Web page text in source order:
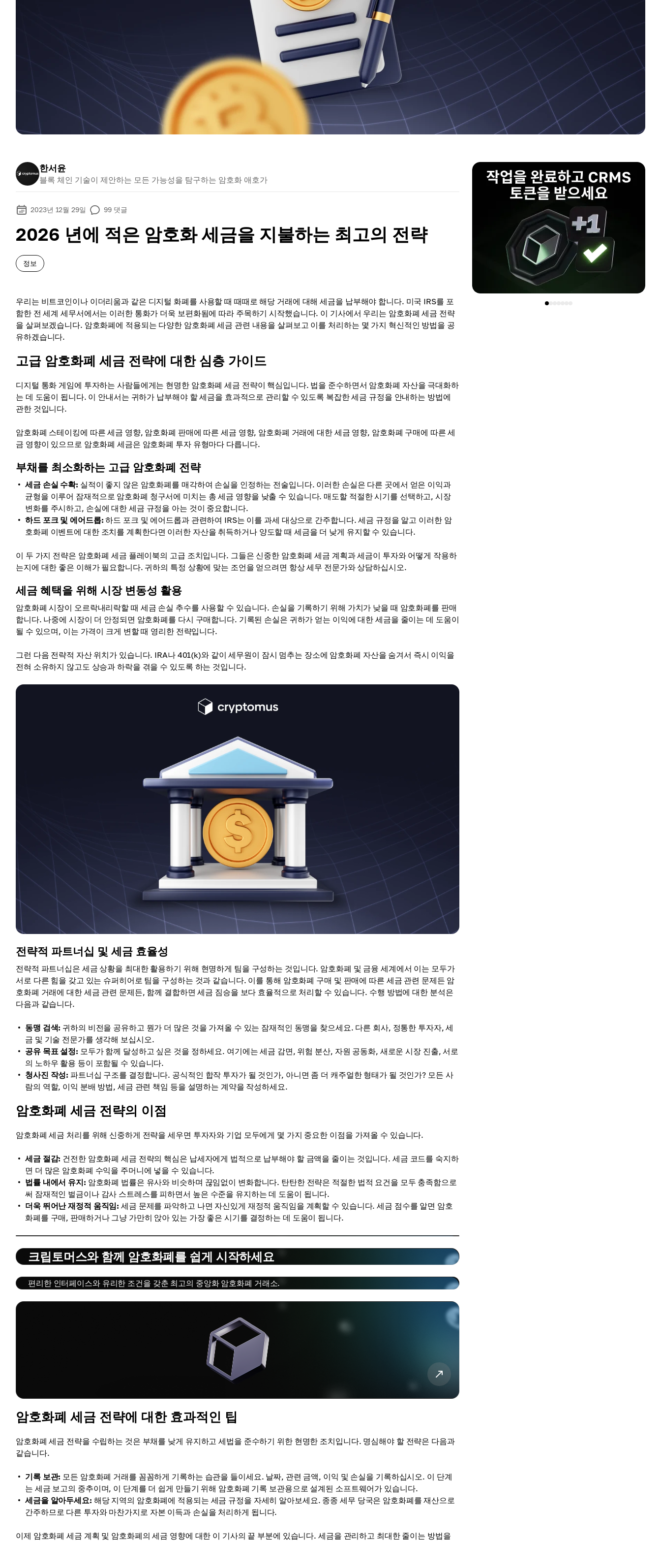
한서윤
블록 체인 기술이 제안하는 모든 가능성을 탐구하는 암호화 애호가
2023년 12월 29일 99 댓글
2026 년에 적은 암호화 세금을 지불하는 최고의 전략
정보
우리는 비트코인이나 이더리움과 같은 디지털 화폐를 사용할 때 때때로 해당 거래에 대해 세금을 납부해야 합니다. 미국 IRS를 포
함한 전 세계 세무서에서는 이러한 통화가 더욱 보편화됨에 따라 주목하기 시작했습니다. 이 기사에서 우리는 암호화폐 세금 전략
을 살펴보겠습니다. 암호화폐에 적용되는 다양한 암호화폐 세금 관련 내용을 살펴보고 이를 처리하는 몇 가지 혁신적인 방법을 공
유하겠습니다.
고급 암호화폐 세금 전략에 대한 심층 가이드
디지털 통화 게임에 투자하는 사람들에게는 현명한 암호화폐 세금 전략이 핵심입니다. 법을 준수하면서 암호화폐 자산을 극대화하
는 데 도움이 됩니다. 이 안내서는 귀하가 납부해야 할 세금을 효과적으로 관리할 수 있도록 복잡한 세금 규정을 안내하는 방법에
관한 것입니다.
암호화폐 스테이킹에 따른 세금 영향, 암호화폐 판매에 따른 세금 영향, 암호화폐 거래에 대한 세금 영향, 암호화폐 구매에 따른 세
금 영향이 있으므로 암호화폐 세금은 암호화폐 투자 유형마다 다릅니다.
부채를 최소화하는 고급 암호화폐 전략
세금 손실 수확: 실적이 좋지 않은 암호화폐를 매각하여 손실을 인정하는 전술입니다. 이러한 손실은 다른 곳에서 얻은 이익과
균형을 이루어 잠재적으로 암호화폐 청구서에 미치는 총 세금 영향을 낮출 수 있습니다. 매도할 적절한 시기를 선택하고, 시장
변화를 주시하고, 손실에 대한 세금 규정을 아는 것이 중요합니다.
하드 포크 및 에어드롭: 하드 포크 및 에어드롭과 관련하여 IRS는 이를 과세 대상으로 간주합니다. 세금 규정을 알고 이러한 암
호화폐 이벤트에 대한 조치를 계획한다면 이러한 자산을 취득하거나 양도할 때 세금을 더 낮게 유지할 수 있습니다.
이 두 가지 전략은 암호화폐 세금 플레이북의 고급 조치입니다. 그들은 신중한 암호화폐 세금 계획과 세금이 투자와 어떻게 작용하
는지에 대한 좋은 이해가 필요합니다. 귀하의 특정 상황에 맞는 조언을 얻으려면 항상 세무 전문가와 상담하십시오.
세금 혜택을 위해 시장 변동성 활용
암호화폐 시장이 오르락내리락할 때 세금 손실 추수를 사용할 수 있습니다. 손실을 기록하기 위해 가치가 낮을 때 암호화폐를 판매
합니다. 나중에 시장이 더 안정되면 암호화폐를 다시 구매합니다. 기록된 손실은 귀하가 얻는 이익에 대한 세금을 줄이는 데 도움이
될 수 있으며, 이는 가격이 크게 변할 때 영리한 전략입니다.
그런 다음 전략적 자산 위치가 있습니다. IRA나 401(k)와 같이 세무원이 잠시 멈추는 장소에 암호화폐 자산을 숨겨서 즉시 이익을
전혀 소유하지 않고도 상승과 하락을 겪을 수 있도록 하는 것입니다.
전략적 파트너십 및 세금 효율성
전략적 파트너십은 세금 상황을 최대한 활용하기 위해 현명하게 팀을 구성하는 것입니다. 암호화폐 및 금융 세계에서 이는 모두가
서로 다른 힘을 갖고 있는 슈퍼히어로 팀을 구성하는 것과 같습니다. 이를 통해 암호화폐 구매 및 판매에 따른 세금 관련 문제든 암
호화폐 거래에 대한 세금 관련 문제든, 함께 결합하면 세금 짐승을 보다 효율적으로 처리할 수 있습니다. 수행 방법에 대한 분석은
다음과 같습니다.
동맹 검색: 귀하의 비전을 공유하고 뭔가 더 많은 것을 가져올 수 있는 잠재적인 동맹을 찾으세요. 다른 회사, 정통한 투자자, 세
금 및 기술 전문가를 생각해 보십시오.
공유 목표 설정: 모두가 함께 달성하고 싶은 것을 정하세요. 여기에는 세금 감면, 위험 분산, 자원 공동화, 새로운 시장 진출, 서로
의 노하우 활용 등이 포함될 수 있습니다.
청사진 작성: 파트너십 구조를 결정합니다. 공식적인 합작 투자가 될 것인가, 아니면 좀 더 캐주얼한 형태가 될 것인가? 모든 사
람의 역할, 이익 분배 방법, 세금 관련 책임 등을 설명하는 계약을 작성하세요.
암호화폐 세금 전략의 이점
암호화폐 세금 처리를 위해 신중하게 전략을 세우면 투자자와 기업 모두에게 몇 가지 중요한 이점을 가져올 수 있습니다.
세금 절감: 건전한 암호화폐 세금 전략의 핵심은 납세자에게 법적으로 납부해야 할 금액을 줄이는 것입니다. 세금 코드를 숙지하
면 더 많은 암호화폐 수익을 주머니에 넣을 수 있습니다.
법률 내에서 유지: 암호화폐 법률은 유사와 비슷하며 끊임없이 변화합니다. 탄탄한 전략은 적절한 법적 요건을 모두 충족함으로
써 잠재적인 벌금이나 감사 스트레스를 피하면서 높은 수준을 유지하는 데 도움이 됩니다.
더욱 뛰어난 재정적 움직임: 세금 문제를 파악하고 나면 자신있게 재정적 움직임을 계획할 수 있습니다. 세금 점수를 알면 암호
화폐를 구매, 판매하거나 그냥 가만히 앉아 있는 가장 좋은 시기를 결정하는 데 도움이 됩니다.
크립토머스와 함께 암호화폐를 쉽게 시작하세요
편리한 인터페이스와 유리한 조건을 갖춘 최고의 중앙화 암호화폐 거래소.
암호화폐 세금 전략에 대한 효과적인 팁
암호화폐 세금 전략을 수립하는 것은 부채를 낮게 유지하고 세법을 준수하기 위한 현명한 조치입니다. 명심해야 할 전략은 다음과
같습니다.
기록 보관: 모든 암호화폐 거래를 꼼꼼하게 기록하는 습관을 들이세요. 날짜, 관련 금액, 이익 및 손실을 기록하십시오. 이 단계
는 세금 보고의 중추이며, 이 단계를 더 쉽게 만들기 위해 암호화폐 기록 보관용으로 설계된 소프트웨어가 있습니다.
세금을 알아두세요: 해당 지역의 암호화폐에 적용되는 세금 규정을 자세히 알아보세요. 종종 세무 당국은 암호화폐를 재산으로
간주하므로 다른 투자와 마찬가지로 자본 이득과 손실을 처리하게 됩니다.
이제 암호화폐 세금 계획 및 암호화폐의 세금 영향에 대한 이 기사의 끝 부분에 있습니다. 세금을 관리하고 최대한 줄이는 방법을